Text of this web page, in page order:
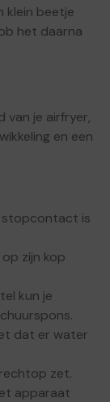
klein beetje
het daarna
van je airfryer,
en een
stopcontact is
zijn kop
kun je
dat er water
zet.
apparaat